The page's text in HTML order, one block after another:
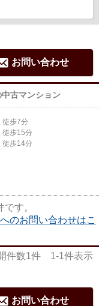
お問い合わせ
古マンション
徒歩7分
徒歩15分
徒歩14分
す。
のお問い合わせはこ
件数1件 1-1件表示
お問い合わせ